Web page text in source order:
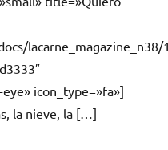
lacarne_magazine_n38/
icon_type=»fa»]
la nieve, la […]